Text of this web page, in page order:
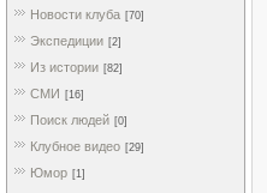
Новости клуба [70]
Экспедиции [2]
Из истории [82]
СМИ [16]
Поиск людей [0]
Клубное видео [29]
Юмор [1]